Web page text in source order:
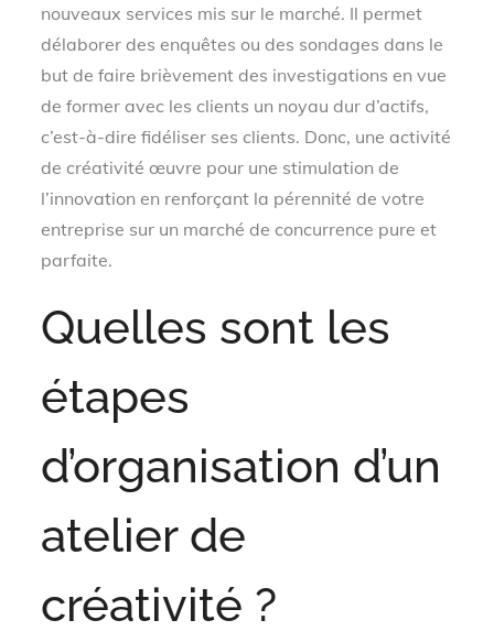
nouveaux services mis sur le marché. Il permet
délaborer des enquêtes ou des sondages dans le
but de faire brièvement des investigations en vue
de former avec les clients un noyau dur d’actifs,
c’est-à-dire fidéliser ses clients. Donc, une activité
de créativité œuvre pour une stimulation de
l’innovation en renforçant la pérennité de votre
entreprise sur un marché de concurrence pure et
parfaite.
Quelles sont les
étapes
d’organisation d’un
atelier de
créativité ?